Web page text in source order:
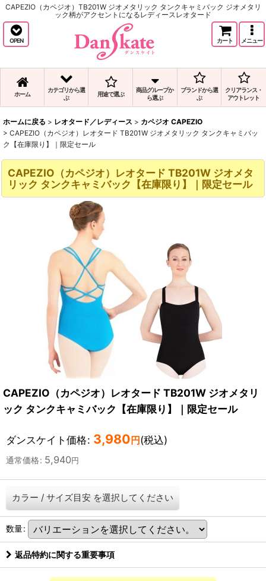
CAPEZIO（カペジオ）TB201W ジオメタリック タンクキャミバック ジオメタリ
ック柄がアクセントになるレディースレオタード
OPEN カート メニュー
ホーム
カテゴリから選
ぶ
用途で選ぶ
商品グループか
ら選ぶ
ブランドから選
ぶ
クリアランス・
アウトレット
ホームに戻る > レオタード／レディース > カペジオ CAPEZIO
> CAPEZIO（カペジオ）レオタード TB201W ジオメタリック タンクキャミバッ
ク【在庫限り】｜限定セール
CAPEZIO（カペジオ）レオタード TB201W ジオメタ
リック タンクキャミバック【在庫限り】｜限定セール
CAPEZIO（カペジオ）レオタード TB201W ジオメタリ
ック タンクキャミバック【在庫限り】｜限定セール
ダンスケイト価格: 3,980 円 (税込)
通常価格: 5,940円
カラー / サイズ目安 を選択してください
数量:
返品特約に関する重要事項